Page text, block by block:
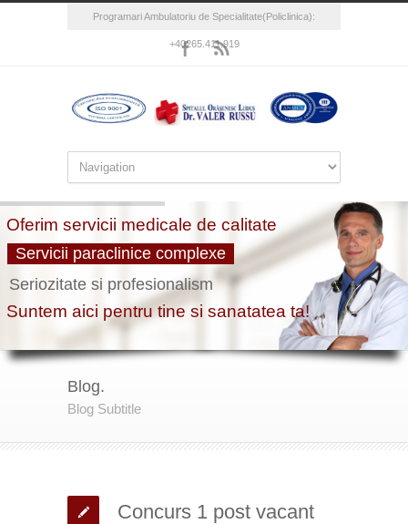
Programari Ambulatoriu de Specialitate(Policlinica):
+40265.411.919
Blog.
Blog Subtitle
Concurs 1 post vacant